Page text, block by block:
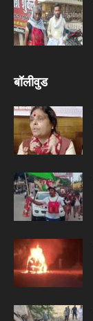
बॉलीवुड